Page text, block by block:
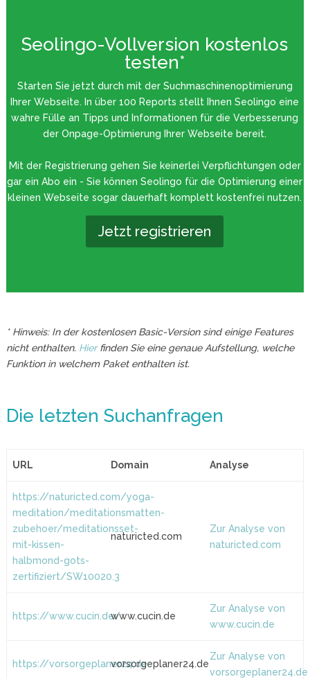
Seolingo-Vollversion kostenlos
testen*
Starten Sie jetzt durch mit der Suchmaschinenoptimierung
Ihrer Webseite. In über 100 Reports stellt Ihnen Seolingo eine
wahre Fülle an Tipps und Informationen für die Verbesserung
der Onpage-Optimierung Ihrer Webseite bereit.
Mit der Registrierung gehen Sie keinerlei Verpflichtungen oder
gar ein Abo ein - Sie können Seolingo für die Optimierung einer
kleinen Webseite sogar dauerhaft komplett kostenfrei nutzen.
Jetzt registrieren
* Hinweis: In der kostenlosen Basic-Version sind einige Features
nicht enthalten. Hierfinden Sie eine genaue Aufstellung, welche
Funktion in welchem Paket enthalten ist.
Die letzten Suchanfragen
URL Domain Analyse
https://naturicted.com/yoga-
meditation/meditationsmatten-
zubehoer/meditationsset-
mit-kissen-
halbmond-gots-
zertifiziert/SW10020.3
naturicted.com
Zur Analyse von
naturicted.com
https://www.cucin.de/www.cucin.de
Zur Analyse von
www.cucin.de
https://vorsorgeplaner24.devorsorgeplaner24.de
Zur Analyse von
vorsorgeplaner24.de